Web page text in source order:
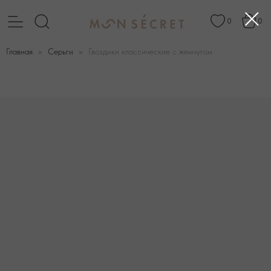
Главная Серьги Гвоздики классические с жемчугом